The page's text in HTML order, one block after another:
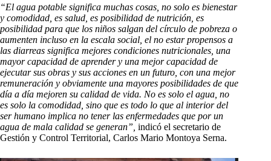
“El agua potable significa muchas cosas, no solo es bienestar
y comodidad, es salud, es posibilidad de nutrición, es
posibilidad para que los niños salgan del círculo de pobreza o
aumenten incluso en la escala social, el no estar propensos a
las diarreas significa mejores condiciones nutricionales, una
mayor capacidad de aprender y una mejor capacidad de
ejecutar sus obras y sus acciones en un futuro, con una mejor
remuneración y obviamente una mayores posibilidades de que
día a día mejoren su calidad de vida. No es solo el agua, no
es solo la comodidad, sino que es todo lo que al interior del
ser humano implica no tener las enfermedades que por un
agua de mala calidad se generan”, indicó el secretario de
Gestión y Control Territorial, Carlos Mario Montoya Serna.